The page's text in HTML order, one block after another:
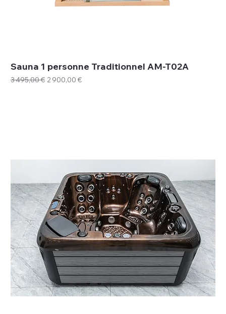
Sauna 1 personne Traditionnel AM-T02A
Prix original
3 495,00 € Prix promotionnel
2 900,00 €